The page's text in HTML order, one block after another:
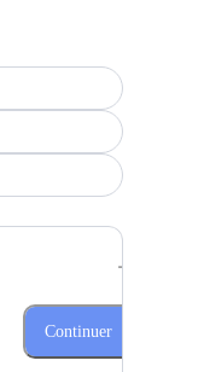
--
Continuer